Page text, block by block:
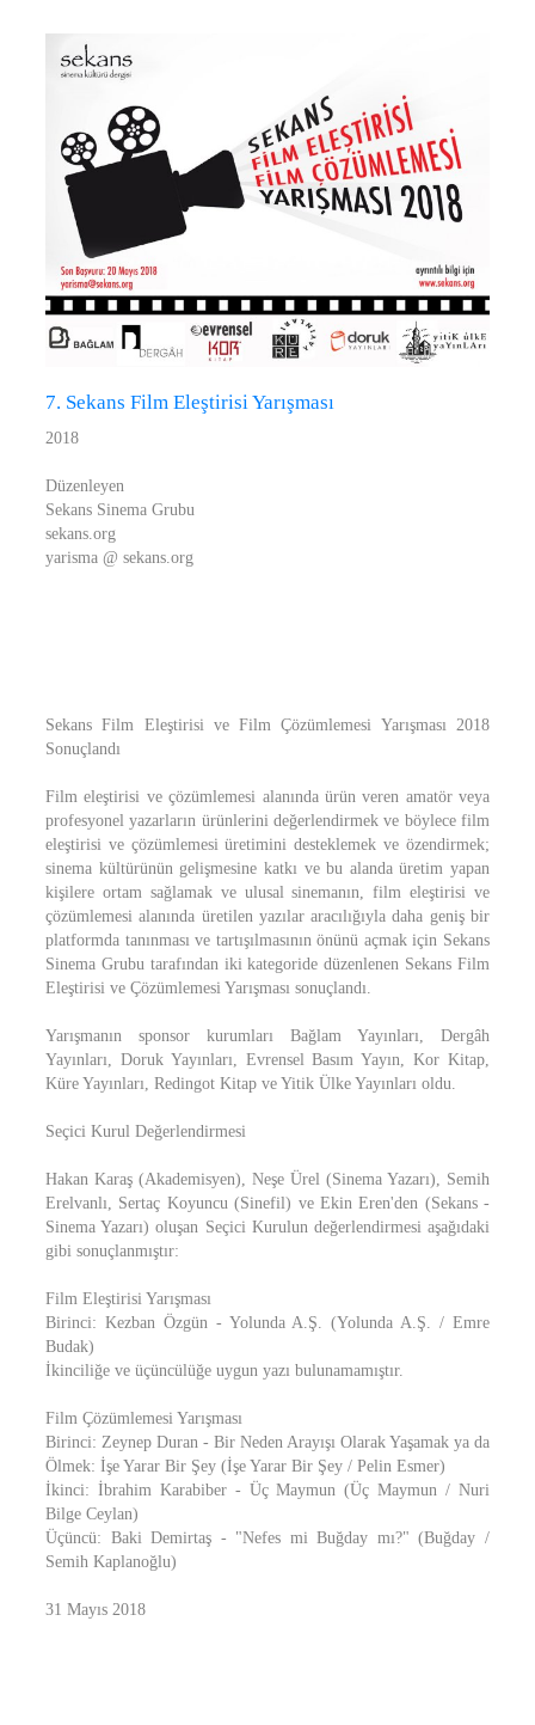
7. Sekans Film Eleştirisi Yarışması
2018
Düzenleyen
Sekans Sinema Grubu
sekans.org
yarisma @ sekans.org
Sekans Film Eleştirisi ve Film Çözümlemesi Yarışması 2018
Sonuçlandı
Film eleştirisi ve çözümlemesi alanında ürün veren amatör veya
profesyonel yazarların ürünlerini değerlendirmek ve böylece film
eleştirisi ve çözümlemesi üretimini desteklemek ve özendirmek;
sinema kültürünün gelişmesine katkı ve bu alanda üretim yapan
kişilere ortam sağlamak ve ulusal sinemanın, film eleştirisi ve
çözümlemesi alanında üretilen yazılar aracılığıyla daha geniş bir
platformda tanınması ve tartışılmasının önünü açmak için Sekans
Sinema Grubu tarafından iki kategoride düzenlenen Sekans Film
Eleştirisi ve Çözümlemesi Yarışması sonuçlandı.
Yarışmanın sponsor kurumları Bağlam Yayınları, Dergâh
Yayınları, Doruk Yayınları, Evrensel Basım Yayın, Kor Kitap,
Küre Yayınları, Redingot Kitap ve Yitik Ülke Yayınları oldu.
Seçici Kurul Değerlendirmesi
Hakan Karaş (Akademisyen), Neşe Ürel (Sinema Yazarı), Semih
Erelvanlı, Sertaç Koyuncu (Sinefil) ve Ekin Eren'den (Sekans -
Sinema Yazarı) oluşan Seçici Kurulun değerlendirmesi aşağıdaki
gibi sonuçlanmıştır:
Film Eleştirisi Yarışması
Birinci: Kezban Özgün - Yolunda A.Ş. (Yolunda A.Ş. / Emre
Budak)
İkinciliğe ve üçüncülüğe uygun yazı bulunamamıştır.
Film Çözümlemesi Yarışması
Birinci: Zeynep Duran - Bir Neden Arayışı Olarak Yaşamak ya da
Ölmek: İşe Yarar Bir Şey (İşe Yarar Bir Şey / Pelin Esmer)
İkinci: İbrahim Karabiber - Üç Maymun (Üç Maymun / Nuri
Bilge Ceylan)
Üçüncü: Baki Demirtaş - "Nefes mi Buğday mı?" (Buğday /
Semih Kaplanoğlu)
31 Mayıs 2018